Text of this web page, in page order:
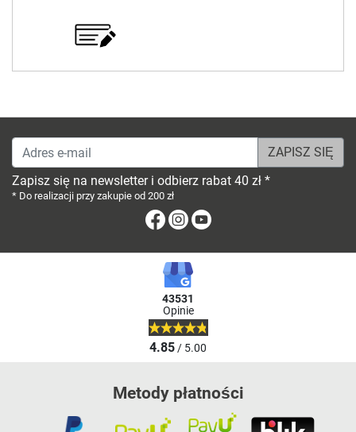
Adres e-mail
Zapisz się na newsletter i odbierz rabat 40 zł *
* Do realizacji przy zakupie od 200 zł
FacebookInstagram
43531
Opinie
4.85/ 5.00
Metody płatności